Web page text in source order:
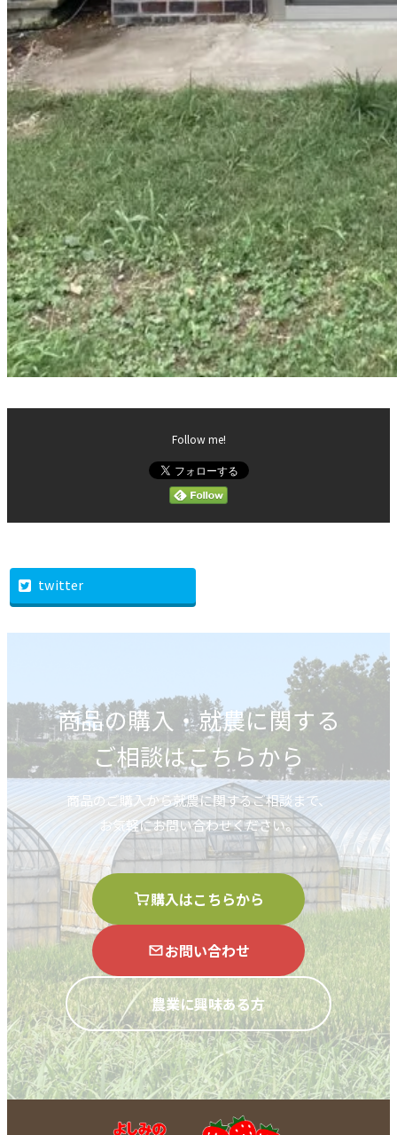
Follow me!
twitter
商品の購入・就農に関する
ご相談はこちらから
商品のご購入から就農に関するご相談まで、
お気軽にお問い合わせください。
購入はこちらから
お問い合わせ
農業に興味ある方